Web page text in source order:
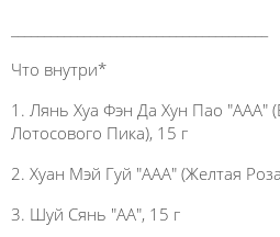
Что внутри*
1. Лянь Хуа Фэн Да Хун Пао "ААА"
Лотосового Пика), 15 г
2. Хуан Мэй Гуй "ААА" (Желтая
3. Шуй Сянь "АА", 15 г